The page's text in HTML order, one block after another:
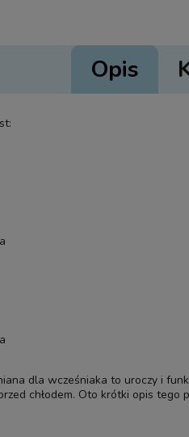
Opis
dla wcześniaka to uroczy i
chłodem. Oto krótki opis tego